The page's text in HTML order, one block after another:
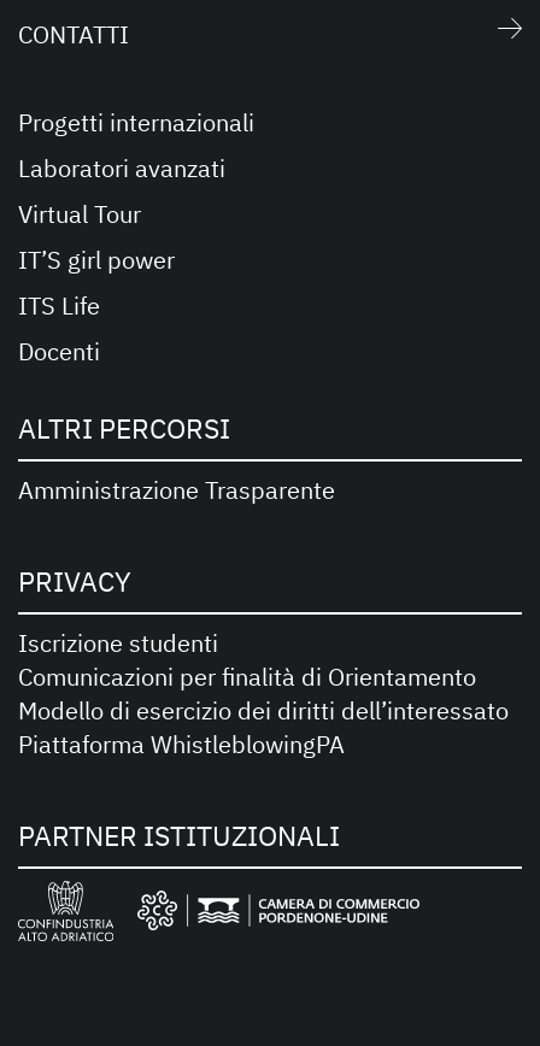
CONTATTI
Progetti internazionali
Laboratori avanzati
Virtual Tour
IT’S girl power
ITS Life
Docenti
ALTRI PERCORSI
Amministrazione Trasparente
PRIVACY
Iscrizione studenti
Comunicazioni per finalità di Orientamento
Modello di esercizio dei diritti dell’interessato
Piattaforma WhistleblowingPA
PARTNER ISTITUZIONALI